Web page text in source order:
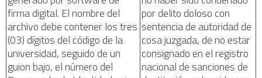
firma digital. El nombre del
archivo debe contener los tres
(03) dígitos del código de la
universidad, seguido de un
guion bajo, el número del
por delito doloso con
sentencia de autoridad de
cosa juzgada, de no estar
consignado en el registro
nacional de sanciones de